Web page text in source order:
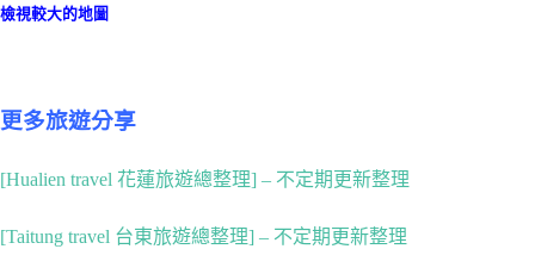
檢視較大的地圖
更多旅遊分享
[Hualien travel 花蓮旅遊總整理] – 不定期更新整理
[Taitung travel 台東旅遊總整理] – 不定期更新整理